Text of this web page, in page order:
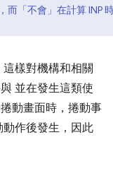
而「不會」 在計算 INP
樣對機構和相關
並在發生這類使
動畫面時，捲動事
作後發生，因此